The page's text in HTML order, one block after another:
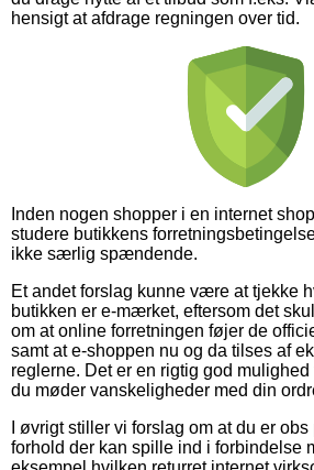
hensigt at afdrage regningen over tid.
Inden nogen shopper i en internet
studere butikkens
ikke særlig spændende.
Et andet forslag kunne være at tjekke
butikken er e-mærket, eftersom det
om at online forretningen føjer de
samt at e-shoppen nu og da tilses af
reglerne. Det er en rigtig god
du møder vanskeligheder med din
I øvrigt stiller vi forslag om at du er
forhold der kan spille ind i forbindelse